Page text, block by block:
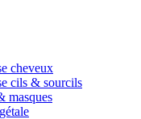
cheveux
cils & sourcils
masques